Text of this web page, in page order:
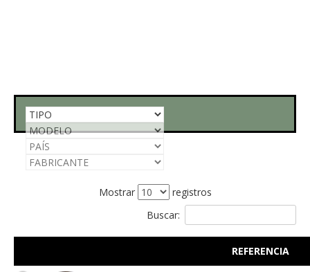
Mostrar
registros
Buscar:
REFERENCIA